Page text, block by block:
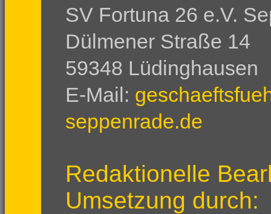
SV Fortuna 26 e.V.
Dülmener Straße 14
59348 Lüdinghausen
E-Mail:
seppenrade.de
Redaktionelle
Umsetzung durch: